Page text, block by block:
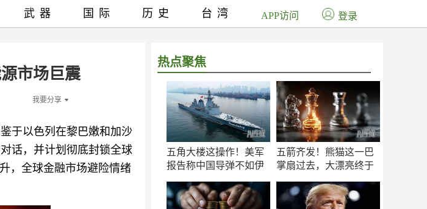
市场巨震
我要分享
于以色列在黎巴嫩和加沙
话，并计划彻底封锁全球
，全球金融市场避险情绪
热点聚焦
五角大楼这操作！美军
报告称中国导弹不如伊
五箭齐发！熊猫这一巴
掌扇过去，大漂亮终于
武器 国际 历史 台湾 APP访问 登录